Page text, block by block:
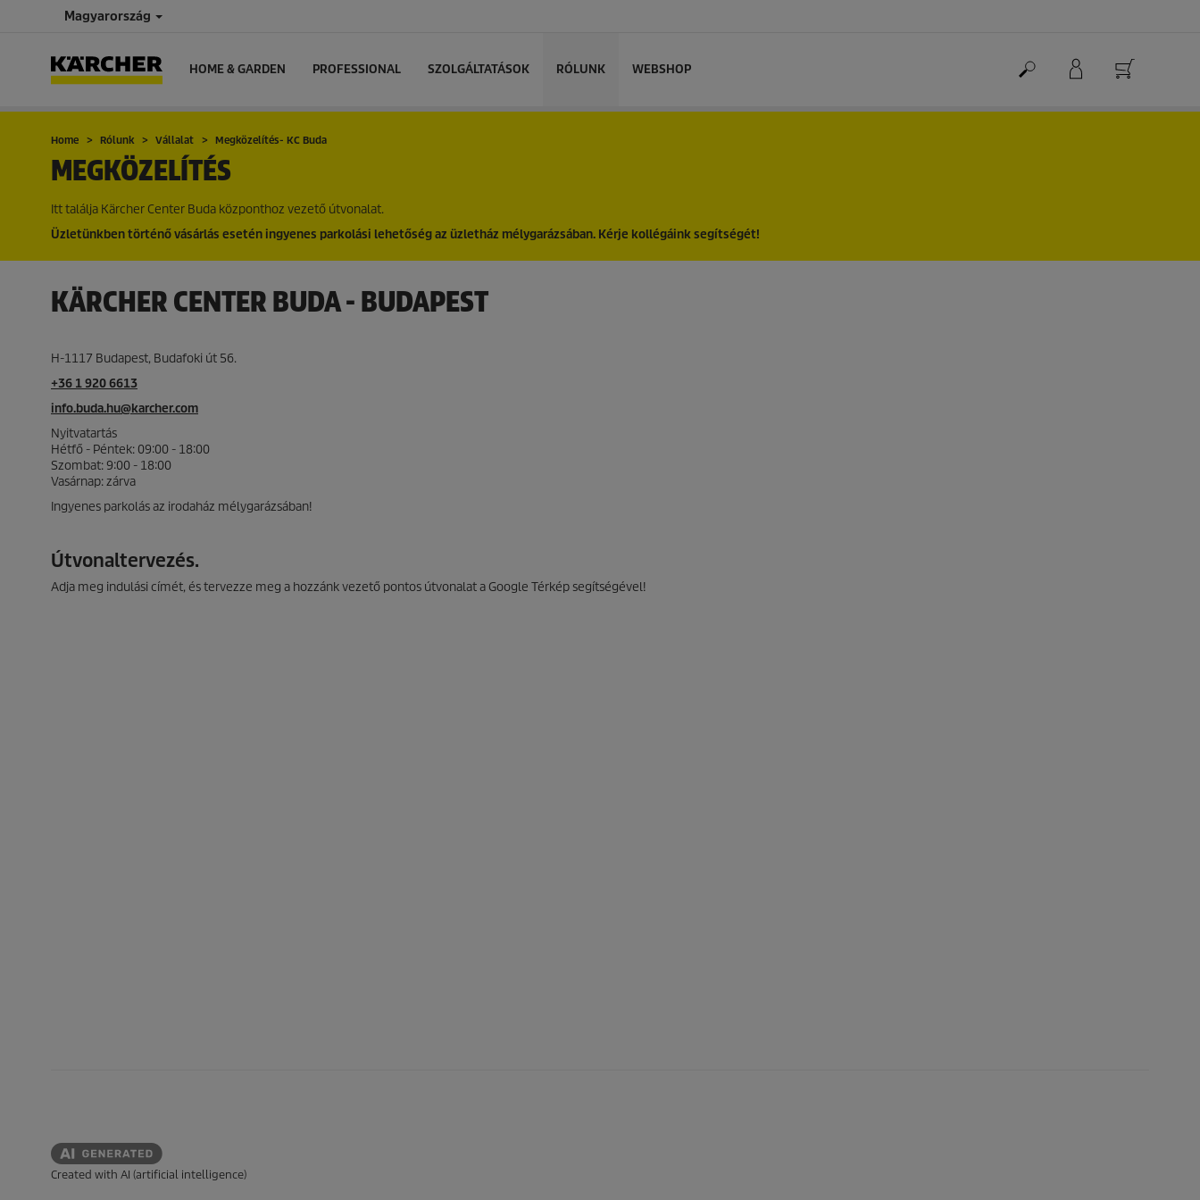
Magyarország
HOME & GARDEN PROFESSIONAL SZOLGÁLTATÁSOK RÓLUNK WEBSHOP
Home Rólunk Vállalat Megközelítés- KC Buda
MEGKÖZELÍTÉS
Itt találja Kärcher Center Buda központhoz vezető útvonalat.
Üzletünkben történő vásárlás esetén ingyenes parkolási lehetőség az üzletház mélygarázsában. Kérje kollégáink segítségét!
KÄRCHER CENTER BUDA - BUDAPEST
H-1117 Budapest, Budafoki út 56.
+36 1 920 6613
info.buda.hu@karcher.com
Nyitvatartás
Hétfő - Péntek: 09:00 - 18:00
Szombat: 9:00 - 18:00
Vasárnap: zárva
Ingyenes parkolás az irodaház mélygarázsában!
Útvonaltervezés.
Adja meg indulási címét, és tervezze meg a hozzánk vezető pontos útvonalat a Google Térkép segítségével!
Created with AI (artificial intelligence)